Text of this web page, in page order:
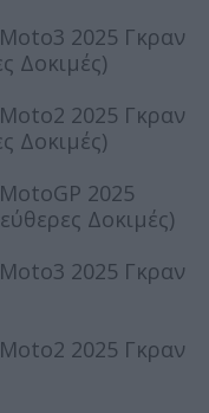
2025 Γκραν
Δοκιμές)
2025 Γκραν
Δοκιμές)
2025
Δοκιμές)
2025 Γκραν
2025 Γκραν